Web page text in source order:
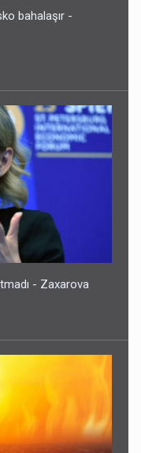
bahalaşır -
- Zaxarova